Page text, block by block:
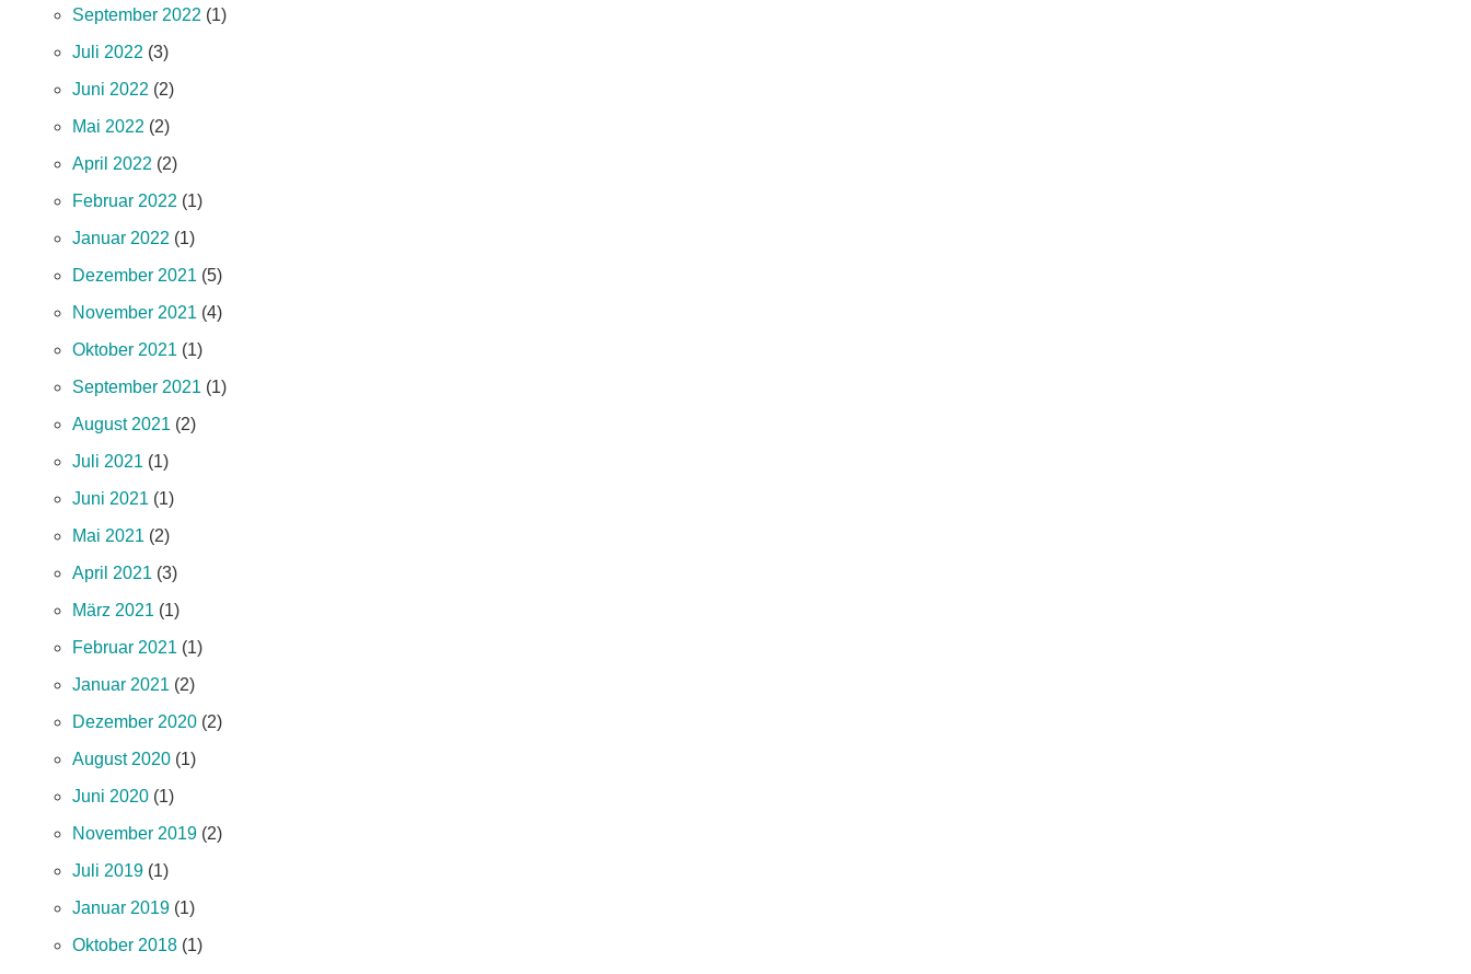
September 2022 (1)
Juli 2022 (3)
Juni 2022 (2)
Mai 2022 (2)
April 2022 (2)
Februar 2022 (1)
Januar 2022 (1)
Dezember 2021 (5)
November 2021 (4)
Oktober 2021 (1)
September 2021 (1)
August 2021 (2)
Juli 2021 (1)
Juni 2021 (1)
Mai 2021 (2)
April 2021 (3)
März 2021 (1)
Februar 2021 (1)
Januar 2021 (2)
Dezember 2020 (2)
August 2020 (1)
Juni 2020 (1)
November 2019 (2)
Juli 2019 (1)
Januar 2019 (1)
Oktober 2018 (1)